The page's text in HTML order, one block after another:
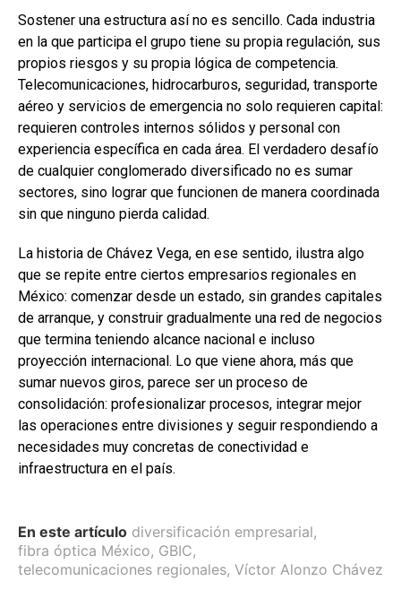
Sostener una estructura así no es sencillo. Cada industria
en la que participa el grupo tiene su propia regulación, sus
propios riesgos y su propia lógica de competencia.
Telecomunicaciones, hidrocarburos, seguridad, transporte
aéreo y servicios de emergencia no solo requieren capital:
requieren controles internos sólidos y personal con
experiencia específica en cada área. El verdadero desafío
de cualquier conglomerado diversificado no es sumar
sectores, sino lograr que funcionen de manera coordinada
sin que ninguno pierda calidad.
La historia de Chávez Vega, en ese sentido, ilustra algo
que se repite entre ciertos empresarios regionales en
México: comenzar desde un estado, sin grandes capitales
de arranque, y construir gradualmente una red de negocios
que termina teniendo alcance nacional e incluso
proyección internacional. Lo que viene ahora, más que
sumar nuevos giros, parece ser un proceso de
consolidación: profesionalizar procesos, integrar mejor
las operaciones entre divisiones y seguir respondiendo a
necesidades muy concretas de conectividad e
infraestructura en el país.
En este artículo diversificación empresarial,
fibra óptica México, GBIC,
telecomunicaciones regionales, Víctor Alonzo Chávez